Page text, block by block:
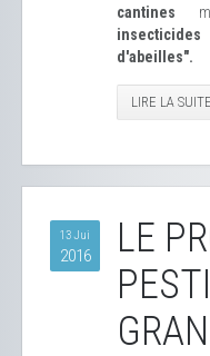
cantines
d'abeilles".
LIRE LA SUITE
13 Jui
2016
LE